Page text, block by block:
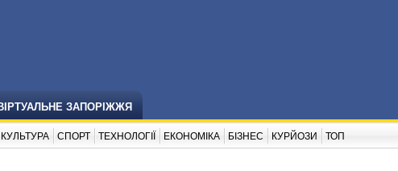
ЗАПОРІЖЖЯ
КУЛЬТУРА СПОРТ ТЕХНОЛОГІЇ ЕКОНОМІКА БІЗНЕС КУРЙОЗИ ТОП